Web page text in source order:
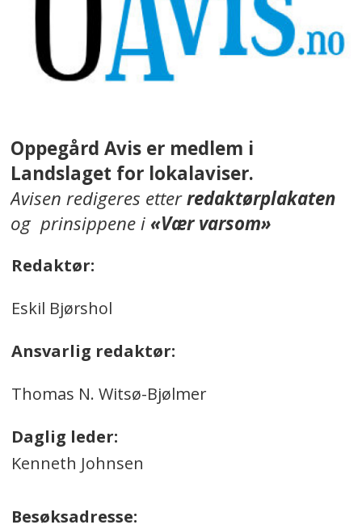
Oppegård Avis er medlem i
Landslaget for lokalaviser.
Avisen redigeres etterredaktørplakaten
og prinsippene i«Vær varsom»
Redaktør:
Eskil Bjørshol
Ansvarlig redaktør:
Thomas N. Witsø-Bjølmer
Daglig leder:
Kenneth Johnsen
Besøksadresse: